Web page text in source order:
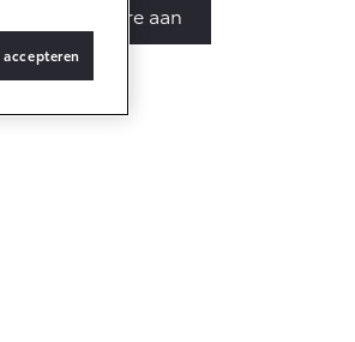
Vanaf € 48.995,-
Vraag brochure aan